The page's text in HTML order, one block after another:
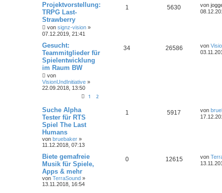
Projektvorstellung:
TRPG Last-
Strawberry
von signz-vision »
07.12.2019, 21:41
1 5630 von
Gesucht:
Teammitglieder für
Spielentwicklung
im Raum BW
von
VisionUndInitiative »
22.09.2018, 13:50
1 2
34 26586 von
Suche Alpha
Tester für RTS
Spiel The Last
Humans
von bruebaker »
11.12.2018, 07:13
1 5917 von
Biete gemafreie
Musik für Spiele,
Apps & mehr
von TerraSound »
13.11.2018, 16:54
0 12615 von